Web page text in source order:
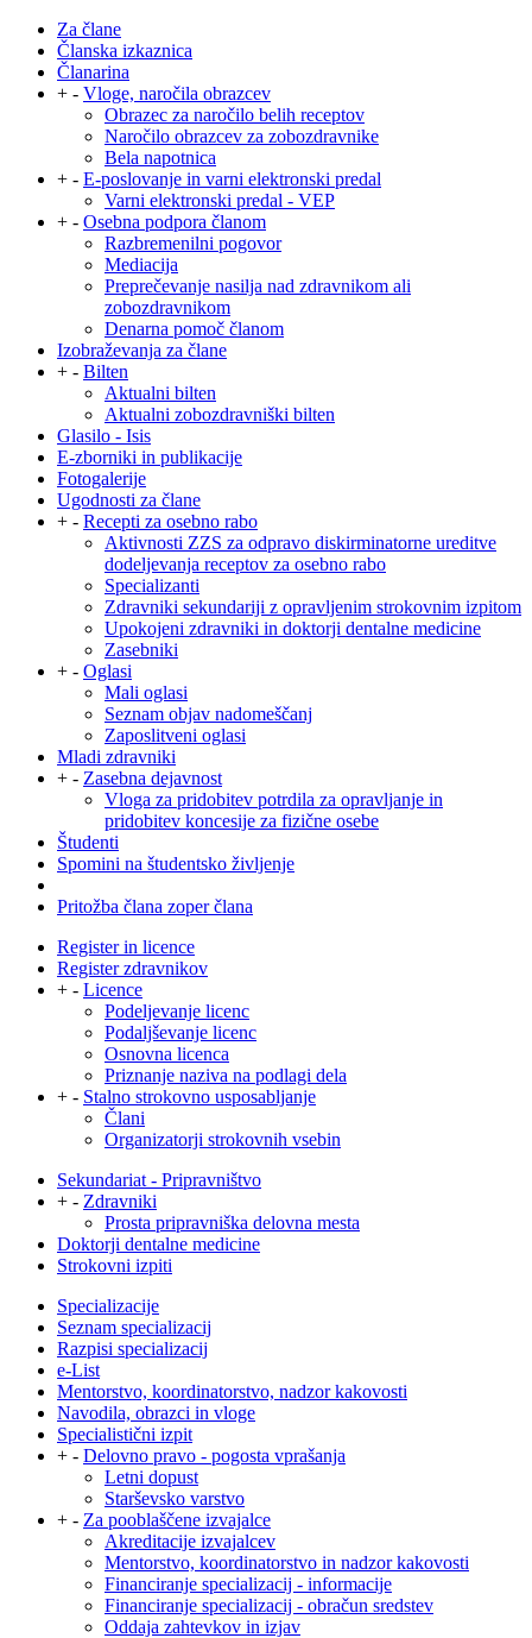
Za člane
Članska izkaznica
Članarina
+ - Vloge, naročila obrazcev
Obrazec za naročilo belih receptov
Naročilo obrazcev za zobozdravnike
Bela napotnica
+ - E-poslovanje in varni elektronski predal
Varni elektronski predal - VEP
+ - Osebna podpora članom
Razbremenilni pogovor
Mediacija
Preprečevanje nasilja nad zdravnikom ali
zobozdravnikom
Denarna pomoč članom
Izobraževanja za člane
+ - Bilten
Aktualni bilten
Aktualni zobozdravniški bilten
Glasilo - Isis
E-zborniki in publikacije
Fotogalerije
Ugodnosti za člane
+ - Recepti za osebno rabo
Aktivnosti ZZS za odpravo diskirminatorne ureditve
dodeljevanja receptov za osebno rabo
Specializanti
Zdravniki sekundariji z opravljenim strokovnim izpitom
Upokojeni zdravniki in doktorji dentalne medicine
Zasebniki
+ - Oglasi
Mali oglasi
Seznam objav nadomeščanj
Zaposlitveni oglasi
Mladi zdravniki
+ - Zasebna dejavnost
Vloga za pridobitev potrdila za opravljanje in
pridobitev koncesije za fizične osebe
Študenti
Spomini na študentsko življenje
Pritožba člana zoper člana
Register in licence
Register zdravnikov
+ - Licence
Podeljevanje licenc
Podaljševanje licenc
Osnovna licenca
Priznanje naziva na podlagi dela
+ - Stalno strokovno usposabljanje
Člani
Organizatorji strokovnih vsebin
Sekundariat - Pripravništvo
+ - Zdravniki
Prosta pripravniška delovna mesta
Doktorji dentalne medicine
Strokovni izpiti
Specializacije
Seznam specializacij
Razpisi specializacij
e-List
Mentorstvo, koordinatorstvo, nadzor kakovosti
Navodila, obrazci in vloge
Specialistični izpit
+ - Delovno pravo - pogosta vprašanja
Letni dopust
Starševsko varstvo
+ - Za pooblaščene izvajalce
Akreditacije izvajalcev
Mentorstvo, koordinatorstvo in nadzor kakovosti
Financiranje specializacij - informacije
Financiranje specializacij - obračun sredstev
Oddaja zahtevkov in izjav